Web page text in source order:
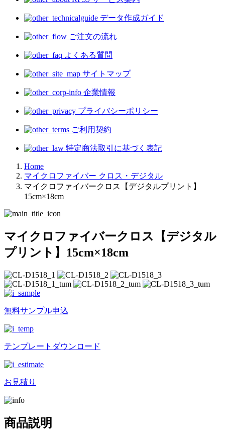
データ作成ガイド
ご注文の流れ
よくある質問
サイトマップ
企業情報
プライバシーポリシー
ご利用契約
特定商法取引に基づく表記
Home
マイクロファイバー クロス・デジタル
マイクロファイバークロス【デジタルプリント】
15cm×18cm
マイクロファイバークロス【デジタル
プリント】15cm×18cm
無料サンプル申込
テンプレートダウンロード
お見積り
商品説明